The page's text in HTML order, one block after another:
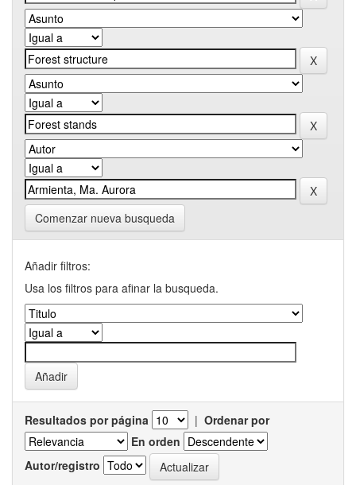
Comenzar nueva busqueda
Añadir filtros:
Usa los filtros para afinar la busqueda.
Resultados por página | Ordenar por
En orden
Autor/registro